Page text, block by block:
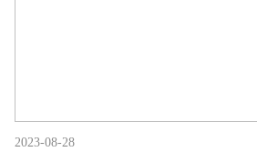
2023-08-28